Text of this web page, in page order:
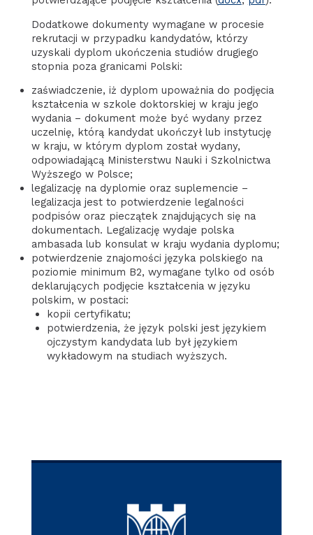
Dodatkowe dokumenty wymagane w procesie
rekrutacji w przypadku kandydatów, którzy
uzyskali dyplom ukończenia studiów drugiego
stopnia poza granicami Polski:
zaświadczenie, iż dyplom upoważnia do podjęcia
kształcenia w szkole doktorskiej w kraju jego
wydania – dokument może być wydany przez
uczelnię, którą kandydat ukończył lub instytucję
w kraju, w którym dyplom został wydany,
odpowiadającą Ministerstwu Nauki i Szkolnictwa
Wyższego w Polsce;
legalizację na dyplomie oraz suplemencie –
legalizacja jest to potwierdzenie legalności
podpisów oraz pieczątek znajdujących się na
dokumentach. Legalizację wydaje polska
ambasada lub konsulat w kraju wydania dyplomu;
potwierdzenie znajomości języka polskiego na
poziomie minimum B2, wymagane tylko od osób
deklarujących podjęcie kształcenia w języku
polskim, w postaci:
kopii certyfikatu;
potwierdzenia, że język polski jest językiem
ojczystym kandydata lub był językiem
wykładowym na studiach wyższych.